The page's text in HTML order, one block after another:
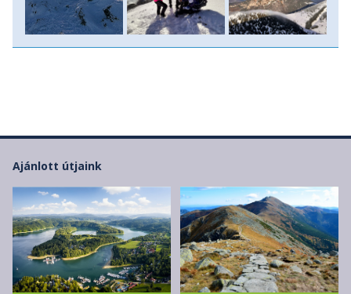
Ajánlott útjaink